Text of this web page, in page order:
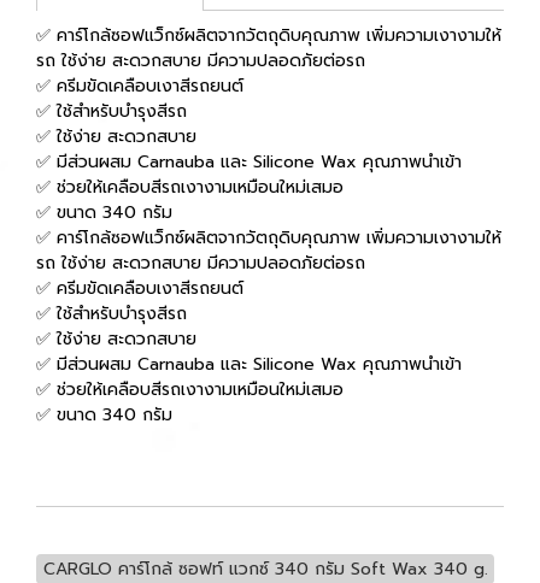
✅ คาร์โกล้ซอฟแว็กซ์ผลิตจากวัตถุดิบคุณภาพ เพิ่มความเงางามให้
รถ ใช้ง่าย สะดวกสบาย มีความปลอดภัยต่อรถ
✅ ครีมขัดเคลือบเงาสีรถยนต์
✅ ใช้สำหรับบำรุงสีรถ
✅ ใช้ง่าย สะดวกสบาย
✅ มีส่วนผสม Carnauba และ Silicone Wax คุณภาพนำเข้า
✅ ช่วยให้เคลือบสีรถเงางามเหมือนใหม่เสมอ
✅ ขนาด 340 กรัม
✅ คาร์โกล้ซอฟแว็กซ์ผลิตจากวัตถุดิบคุณภาพ เพิ่มความเงางามให้
รถ ใช้ง่าย สะดวกสบาย มีความปลอดภัยต่อรถ
✅ ครีมขัดเคลือบเงาสีรถยนต์
✅ ใช้สำหรับบำรุงสีรถ
✅ ใช้ง่าย สะดวกสบาย
✅ มีส่วนผสม Carnauba และ Silicone Wax คุณภาพนำเข้า
✅ ช่วยให้เคลือบสีรถเงางามเหมือนใหม่เสมอ
✅ ขนาด 340 กรัม
CARGLO คาร์โกล้ ซอฟท์ แวกซ์ 340 กรัม Soft Wax 340 g.